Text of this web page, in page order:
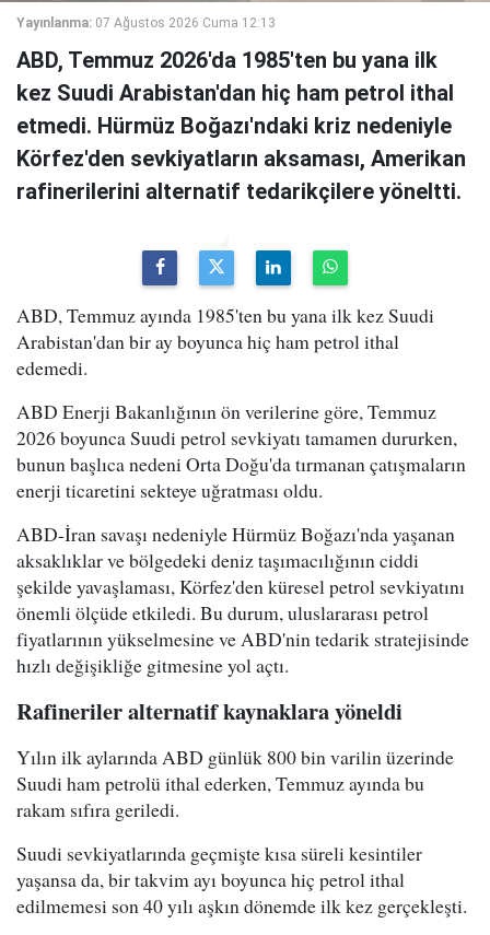
Yayınlanma: 07 Ağustos 2026 Cuma 12:13
ABD, Temmuz 2026'da 1985'ten bu yana ilk
kez Suudi Arabistan'dan hiç ham petrol ithal
etmedi. Hürmüz Boğazı'ndaki kriz nedeniyle
Körfez'den sevkiyatların aksaması, Amerikan
rafinerilerini alternatif tedarikçilere yöneltti.
ABD, Temmuz ayında 1985'ten bu yana ilk kez Suudi
Arabistan'dan bir ay boyunca hiç ham petrol ithal
edemedi.
ABD Enerji Bakanlığının ön verilerine göre, Temmuz
2026 boyunca Suudi petrol sevkiyatı tamamen dururken,
bunun başlıca nedeni Orta Doğu'da tırmanan çatışmaların
enerji ticaretini sekteye uğratması oldu.
ABD-İran savaşı nedeniyle Hürmüz Boğazı'nda yaşanan
aksaklıklar ve bölgedeki deniz taşımacılığının ciddi
şekilde yavaşlaması, Körfez'den küresel petrol sevkiyatını
önemli ölçüde etkiledi. Bu durum, uluslararası petrol
fiyatlarının yükselmesine ve ABD'nin tedarik stratejisinde
hızlı değişikliğe gitmesine yol açtı.
Rafineriler alternatif kaynaklara yöneldi
Yılın ilk aylarında ABD günlük 800 bin varilin üzerinde
Suudi ham petrolü ithal ederken, Temmuz ayında bu
rakam sıfıra geriledi.
Suudi sevkiyatlarında geçmişte kısa süreli kesintiler
yaşansa da, bir takvim ayı boyunca hiç petrol ithal
edilmemesi son 40 yılı aşkın dönemde ilk kez gerçekleşti.